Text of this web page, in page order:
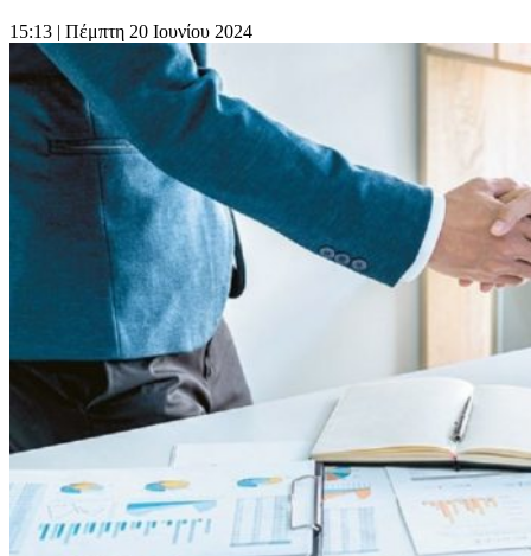
15:13 | Πέμπτη 20 Ιουνίου 2024